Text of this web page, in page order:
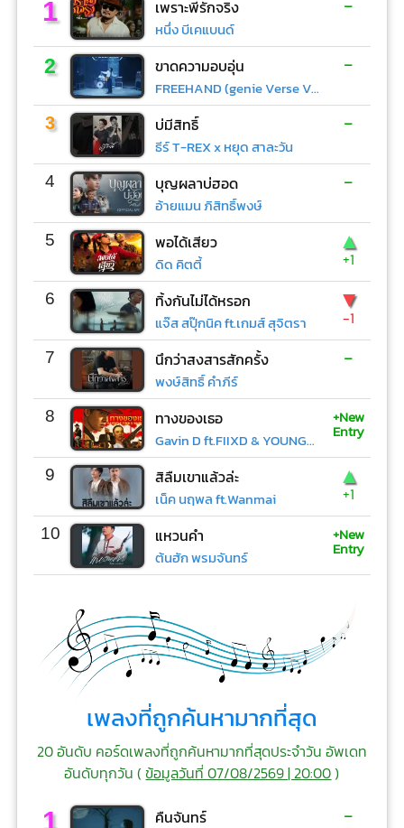
1 เพราะพี่รักจริง
หนึ่ง บีเคแบนด์
2 ขาดความอบอุ่น
FREEHAND (genie Verse Vol.1)
-
3 บ่มีสิทธิ์
ธีร์ T-REX x หยุด สาละวัน
-
4 บุญผลาบ่ฮอด
อ้ายแมน ภิสิทธิ์พงษ์
-
5 พอได้เสียว
ดิด คิตตี้
▲
+1
6 ทิ้งกันไม่ได้หรอก
แจ๊ส สปุ๊กนิค ft.เกมส์ สุจิตรา
▼
-1
7 นึกว่าสงสารสักครั้ง
พงษ์สิทธิ์ คำภีร์
-
8 ทางของเธอ
Gavin D ft.FIIXD & YOUNGOHM
+New
Entry
9 สิลืมเขาแล้วล่ะ
เน็ค นฤพล ft.Wanmai
▲
+1
10 แหวนคำ
ต้นฮัก พรมจันทร์
+New
Entry
เพลงที่ถูกค้นหามากที่สุด
20 อันดับ คอร์ดเพลงที่ถูกค้นหามากที่สุดประจำวัน อัพเดท
อันดับทุกวัน (ข้อมูลวันที่ 07/08/2569 | 20:00)
1 คืนจันทร์ -